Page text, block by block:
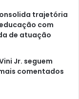
trajetória
com
de atuação
Jr. seguem
comentados